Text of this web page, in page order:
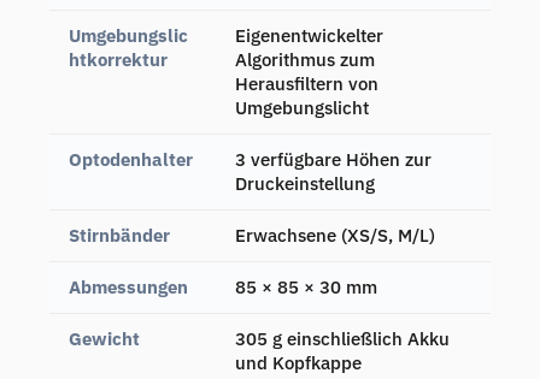
Umgebungslic
htkorrektur
Eigenentwickelter
Algorithmus zum
Herausfiltern von
Umgebungslicht
Optodenhalter
3 verfügbare Höhen zur
Druckeinstellung
Stirnbänder Erwachsene (XS/S, M/L)
Abmessungen 85 × 85 × 30 mm
Gewicht
305 g einschließlich Akku
und Kopfkappe